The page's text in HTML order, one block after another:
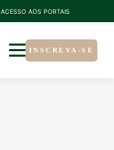
ACESSO AOS PORTAIS
INSCREVA-SE